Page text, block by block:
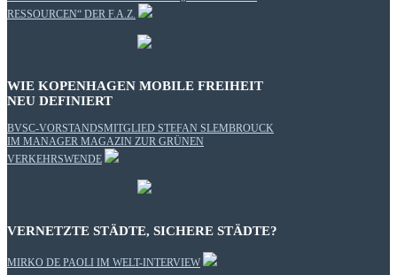
RESSOURCEN“ DER F.A.Z.
WIE KOPENHAGEN MOBILE FREIHEIT
NEU DEFINIERT
BVSC-VORSTANDSMITGLIED STEFAN SLEMBROUCK
IM MANAGER MAGAZIN ZUR GRÜNEN
VERKEHRSWENDE
VERNETZTE STÄDTE, SICHERE STÄDTE?
MIRKO DE PAOLI IM WELT-INTERVIEW